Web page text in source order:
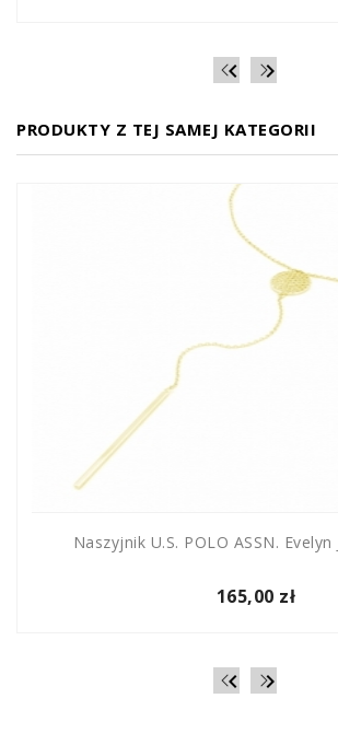
 
PRODUKTY Z TEJ SAMEJ KATEGORII

Naszyjnik U.S. POLO ASSN. Evelyn
165,00 zł
